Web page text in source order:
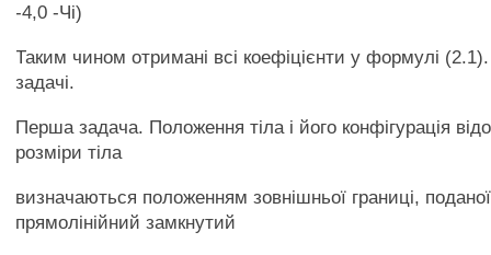
-4,0 -Чі)
Таким чином отримані всі коефіцієнти у формулі (2.1).
задачі.
Перша задача. Положення тіла і його конфігурація
розміри тіла
визначаються положенням зовнішньої границі,
прямолінійний замкнутий